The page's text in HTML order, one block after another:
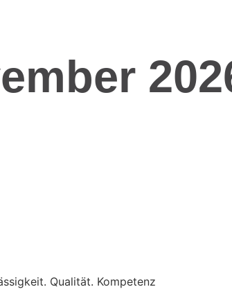
Qualität. Kompetenz